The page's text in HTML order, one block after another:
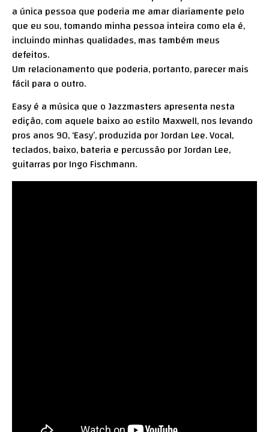
a única pessoa que poderia me amar diariamente pelo
que eu sou, tomando minha pessoa inteira como ela é,
incluindo minhas qualidades, mas também meus
defeitos.
Um relacionamento que poderia, portanto, parecer mais
fácil para o outro.
Easy é a música que o Jazzmasters apresenta nesta
edição, com aquele baixo ao estilo Maxwell, nos levando
pros anos 90, ‘Easy’, produzida por Jordan Lee. Vocal,
teclados, baixo, bateria e percussão por Jordan Lee,
guitarras por Ingo Fischmann.